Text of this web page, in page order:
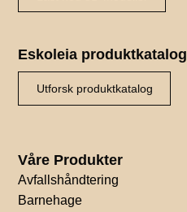
Eskoleia produktkatalog
Utforsk produktkatalog
Våre Produkter
Avfallshåndtering
Barnehage